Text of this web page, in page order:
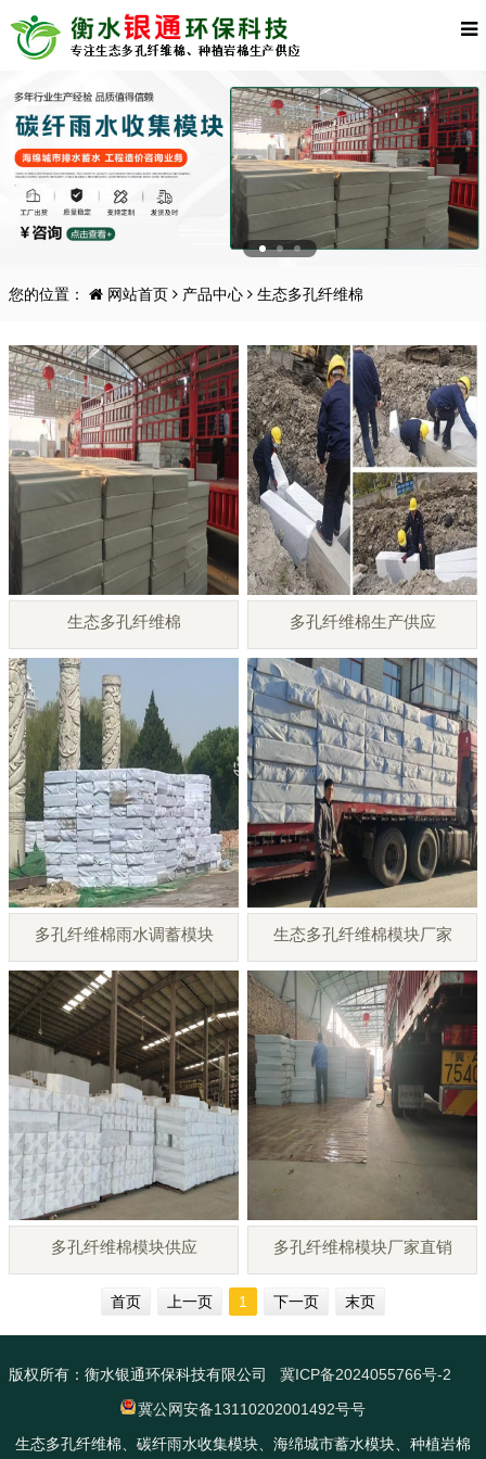
您的位置： 网站首页 产品中心 生态多孔纤维棉
生态多孔纤维棉 多孔纤维棉生产供应
多孔纤维棉雨水调蓄模块 生态多孔纤维棉模块厂家
多孔纤维棉模块供应 多孔纤维棉模块厂家直销
首页 上一页 1 下一页 末页
版权所有：衡水银通环保科技有限公司
冀ICP备2024055766号-2
冀公网安备13110202001492号号
生态多孔纤维棉、碳纤雨水收集模块、海绵城市蓄水模块、种植岩棉